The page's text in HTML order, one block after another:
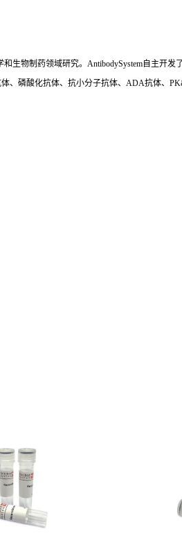
生物制药领域研究。AntibodySystem自主
、磷酸化抗体、抗小分子抗体、ADA抗体、